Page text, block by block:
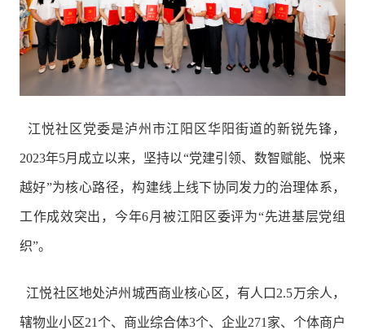
江悦社区党委是泸州市江阳区华阳街道的新锐先锋，
2023年5月成立以来，坚持以“党建引领、数智赋能、悦来
越好”为核心路径，构建线上线下协同发力的治理体系，
工作成效突出，今年6月被江阳区委评为“先进基层党组
织”。
江悦社区地处泸州城西商业核心区，有人口2.5万余人，
辖物业小区21个、商业综合体3个、企业271家、个体商户